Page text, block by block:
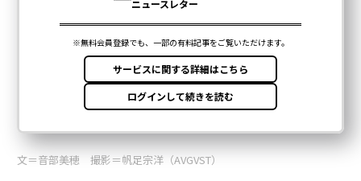
文＝音部美穂 撮影＝帆足宗洋（AVGVST）